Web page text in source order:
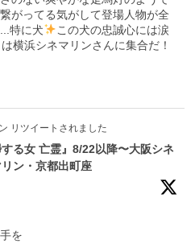
がってる気がして登場人物が全
特に犬
この犬の忠誠心には涙
横浜シネマリンさんに集合だ！
リツイートされました
る女 亡霊』8/22以降〜大阪シネ
ン・京都出町座
を